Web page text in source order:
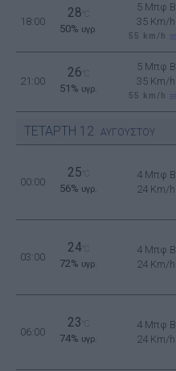
18:00
28
50% υγρ.
5 Μπφ B
35 Km/h
55 km/h
21:00
26
51% υγρ.
5 Μπφ B
35 Km/h
55 km/h
ΤΕΤΑΡΤΗ 12 ΑΥΓΟΥΣΤΟΥ
00:00
25
56% υγρ.
4 Μπφ B
24 Km/h
03:00
24°C
72% υγρ.
4 Μπφ B
24 Km/h
06:00
23
74% υγρ.
4 Μπφ B
24 Km/h